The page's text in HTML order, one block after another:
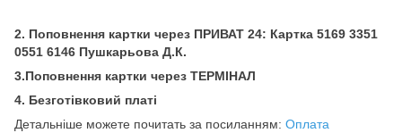
2. Поповнення картки через ПРИВАТ 24: Картка 5169 3351
0551 6146 Пушкарьова Д.К.
3.Поповнення картки через ТЕРМІНАЛ
4. Безготівковий платі
Детальніше можете почитать за посиланням: Оплата